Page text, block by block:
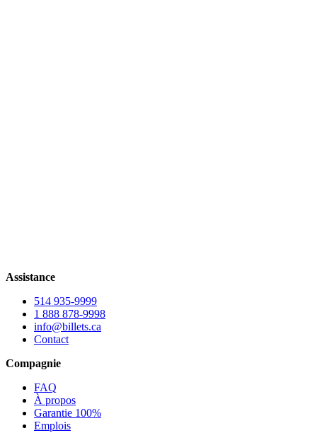
Assistance
514 935-9999
1 888 878-9998
info@billets.ca
Contact
Compagnie
FAQ
À propos
Garantie 100%
Emplois